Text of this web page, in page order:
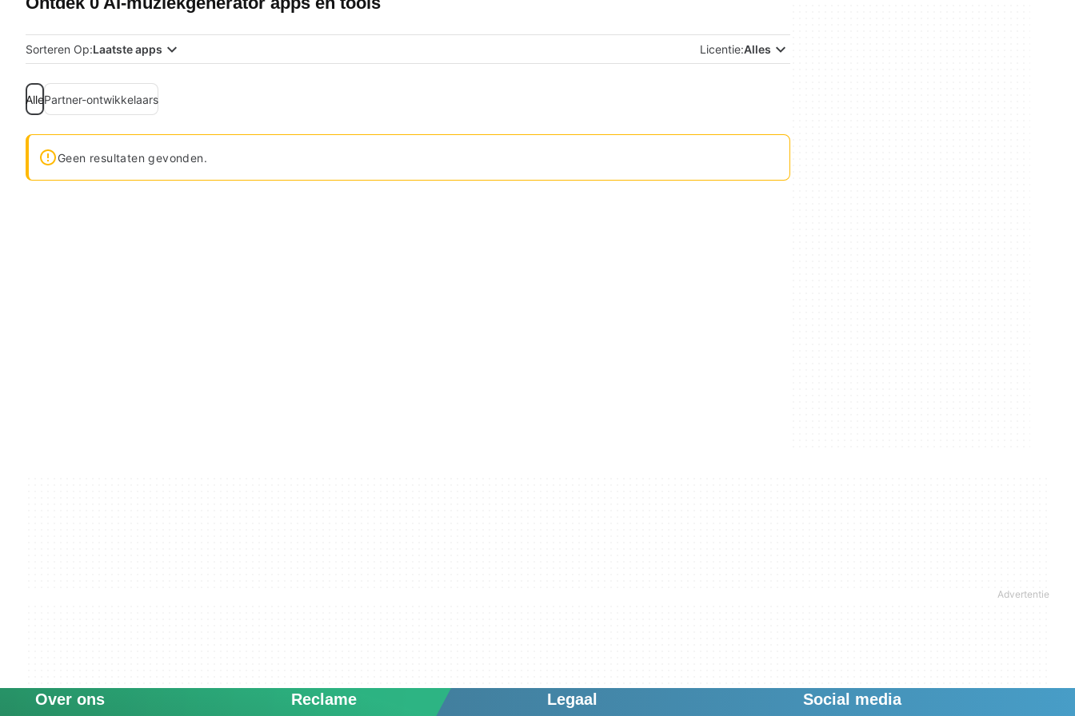
Sorteren Op:Laatste apps Licentie:Alles
AllePartner-ontwikkelaars
Geen resultaten gevonden.
Over ons Reclame Legaal Social media